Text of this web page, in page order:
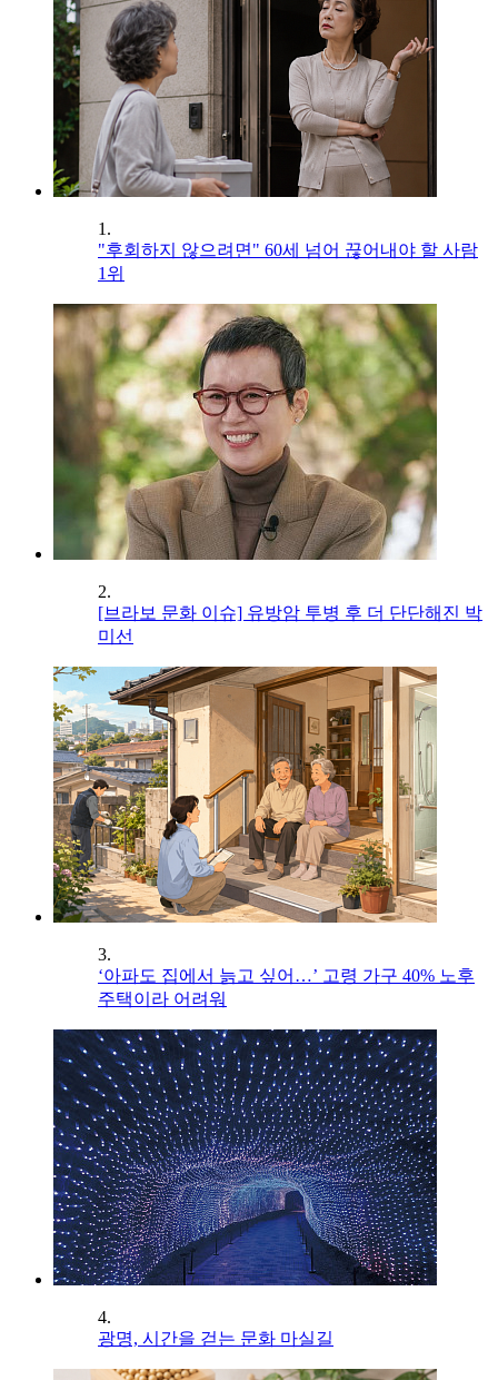
1.
"후회하지 않으려면" 60세 넘어 끊어내야 할 사람
1위
2.
[브라보 문화 이슈] 유방암 투병 후 더 단단해진 박
미선
3.
‘아파도 집에서 늙고 싶어…’ 고령 가구 40% 노후
주택이라 어려워
4.
광명, 시간을 걷는 문화 마실길